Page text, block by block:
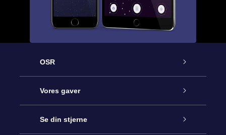
OSR
Kundeservice
Kontakt os
Vores gaver
Online Stjernegave
Se din stjerne